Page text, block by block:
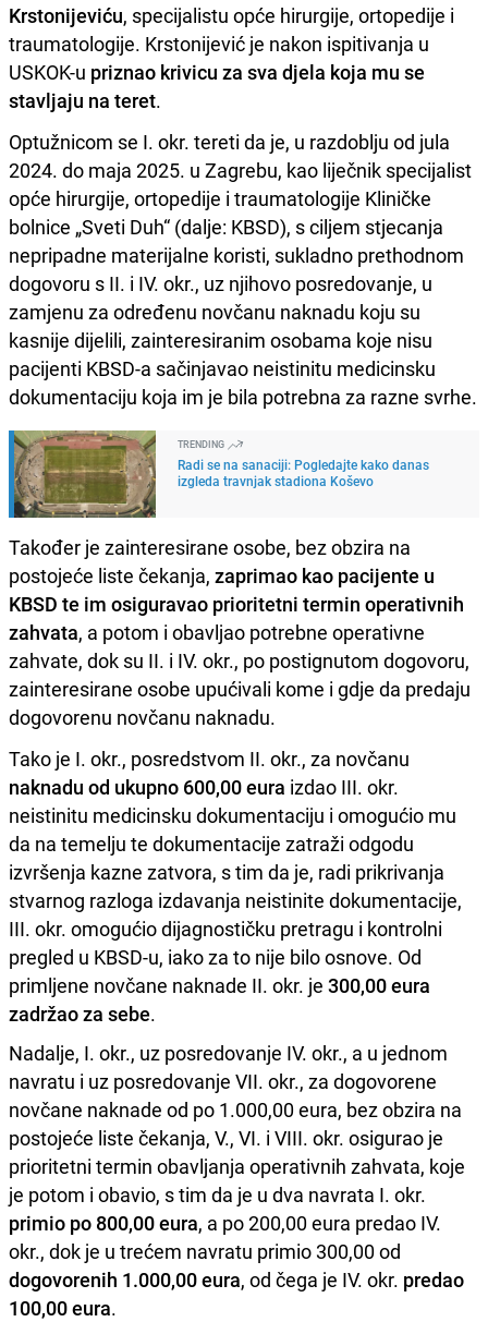
Krstonijeviću, specijalistu opće hirurgije, ortopedije i
traumatologije. Krstonijević je nakon ispitivanja u
USKOK-u priznao krivicu za sva djela koja mu se
stavljaju na teret.
Optužnicom se I. okr. tereti da je, u razdoblju od jula
2024. do maja 2025. u Zagrebu, kao liječnik specijalist
opće hirurgije, ortopedije i traumatologije Kliničke
bolnice „Sveti Duh“ (dalje: KBSD), s ciljem stjecanja
nepripadne materijalne koristi, sukladno prethodnom
dogovoru s II. i IV. okr., uz njihovo posredovanje, u
zamjenu za određenu novčanu naknadu koju su
kasnije dijelili, zainteresiranim osobama koje nisu
pacijenti KBSD-a sačinjavao neistinitu medicinsku
dokumentaciju koja im je bila potrebna za razne svrhe.
TRENDING
Radi se na sanaciji: Pogledajte kako danas
izgleda travnjak stadiona Koševo
Također je zainteresirane osobe, bez obzira na
postojeće liste čekanja, zaprimao kao pacijente u
KBSD te im osiguravao prioritetni termin operativnih
zahvata, a potom i obavljao potrebne operativne
zahvate, dok su II. i IV. okr., po postignutom dogovoru,
zainteresirane osobe upućivali kome i gdje da predaju
dogovorenu novčanu naknadu.
Tako je I. okr., posredstvom II. okr., za novčanu
naknadu od ukupno 600,00 eura izdao III. okr.
neistinitu medicinsku dokumentaciju i omogućio mu
da na temelju te dokumentacije zatraži odgodu
izvršenja kazne zatvora, s tim da je, radi prikrivanja
stvarnog razloga izdavanja neistinite dokumentacije,
III. okr. omogućio dijagnostičku pretragu i kontrolni
pregled u KBSD-u, iako za to nije bilo osnove. Od
primljene novčane naknade II. okr. je 300,00 eura
zadržao za sebe.
Nadalje, I. okr., uz posredovanje IV. okr., a u jednom
navratu i uz posredovanje VII. okr., za dogovorene
novčane naknade od po 1.000,00 eura, bez obzira na
postojeće liste čekanja, V., VI. i VIII. okr. osigurao je
prioritetni termin obavljanja operativnih zahvata, koje
je potom i obavio, s tim da je u dva navrata I. okr.
primio po 800,00 eura, a po 200,00 eura predao IV.
okr., dok je u trećem navratu primio 300,00 od
dogovorenih 1.000,00 eura, od čega je IV. okr. predao
100,00 eura.